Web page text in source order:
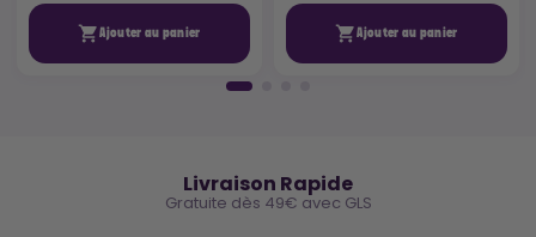
Ajouter au panier Ajouter au panier
Livraison Rapide
Gratuite dès 49€ avec GLS